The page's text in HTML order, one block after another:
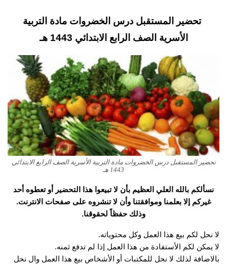
تحضير المستقبل درس الخضروات مادة التربية
الأسرية الصف الرابع الابتدائي 1443 هـ
تحضير المستقبل درس الخضروات مادة التربية الأسرية الصف الرابع الابتدائي
1443 هـ
نسألكم بالله العلي العظيم بأن لا تبيعوا هذا التحضير أو تعطوه أحد
غيركم إلا بعلمنا وموافقتنا وأن لا تنشروه على صفحات الانترنت.
وذلك حفظاً لحقوقنا.
لا نحل لكم بيع هذا العمل وكل محتوياته.
لا يمكن لكم الأستفادة من هذا العمل إذا لم تدفع ثمنه.
بالاضافة لذلك لا نحل للمكتبات أو الأشخاص بيع هذا العمل وال نحل